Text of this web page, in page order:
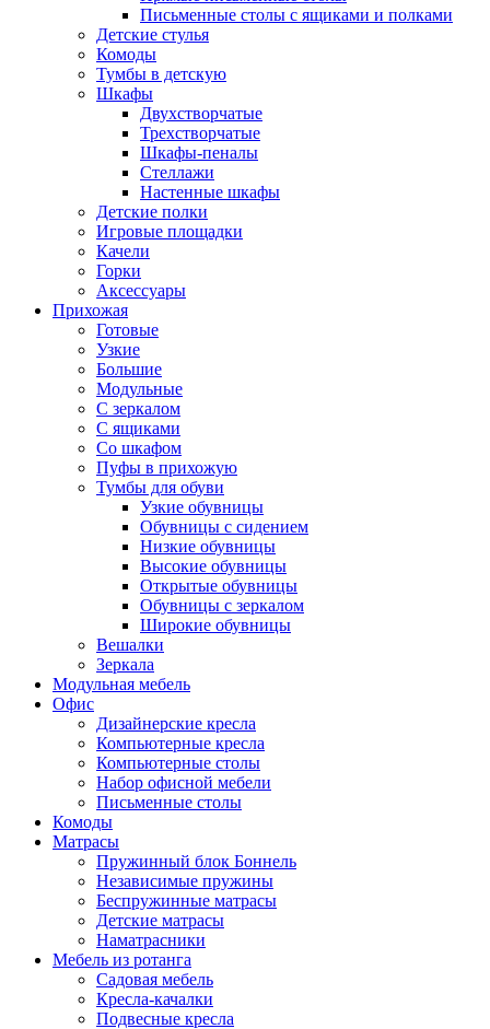
Письменные столы с ящиками и полками
Детские стулья
Комоды
Тумбы в детскую
Шкафы
Двухстворчатые
Трехстворчатые
Шкафы-пеналы
Стеллажи
Настенные шкафы
Детские полки
Игровые площадки
Качели
Горки
Аксессуары
Прихожая
Готовые
Узкие
Большие
Модульные
С зеркалом
С ящиками
Со шкафом
Пуфы в прихожую
Тумбы для обуви
Узкие обувницы
Обувницы с сидением
Низкие обувницы
Высокие обувницы
Открытые обувницы
Обувницы с зеркалом
Широкие обувницы
Вешалки
Зеркала
Модульная мебель
Офис
Дизайнерские кресла
Компьютерные кресла
Компьютерные столы
Набор офисной мебели
Письменные столы
Комоды
Матрасы
Пружинный блок Боннель
Независимые пружины
Беспружинные матрасы
Детские матрасы
Наматрасники
Мебель из ротанга
Садовая мебель
Кресла-качалки
Подвесные кресла